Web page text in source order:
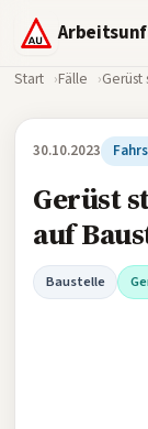
Start Fälle Gerüst
30.10.2023
Gerüst
auf
Baustelle